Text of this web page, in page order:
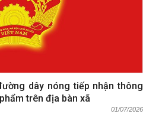
dây nóng tiếp nhận thông
trên địa bàn xã
01/07/2026